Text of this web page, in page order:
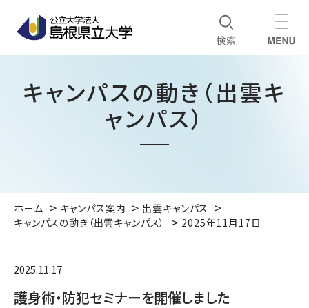
キャンパスの動き（出雲キ
ャンパス）
ホーム キャンパス案内
出雲キャンパス
キャンパスの動き（出雲キャンパス）
2025年11月17日
2025.11.17
護身術・防犯セミナーを開催しました